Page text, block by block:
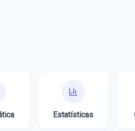
Estatísticas